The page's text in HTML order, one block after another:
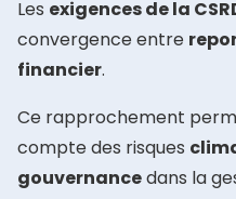
Les exigences de la
convergence entre
financier.
Ce rapprochement
compte des risques
gouvernancedans la